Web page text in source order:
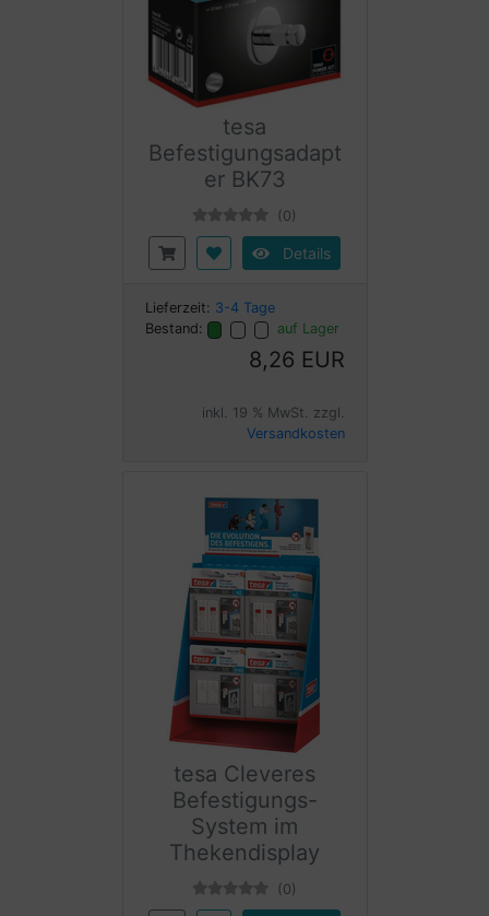
tesa
Befestigungsadapt
er BK73
(0)
Details
Lieferzeit: 3-4 Tage
Bestand:
auf Lager
8,26 EUR
inkl. 19 % MwSt. zzgl.
Versandkosten
tesa Cleveres
Befestigungs-
System im
Thekendisplay
(0)